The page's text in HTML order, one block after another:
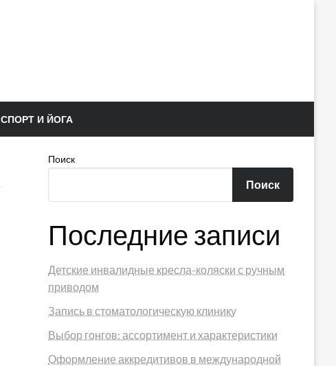
СПОРТ И ЙОГА
Поиск
Поиск
Последние записи
Детские инвалидные кресла-коляски с ручным
приводом
Запись в стоматологическую клинику
Выбор гонгов: ассортимент и характеристики
Оформление аккредитивов в международной